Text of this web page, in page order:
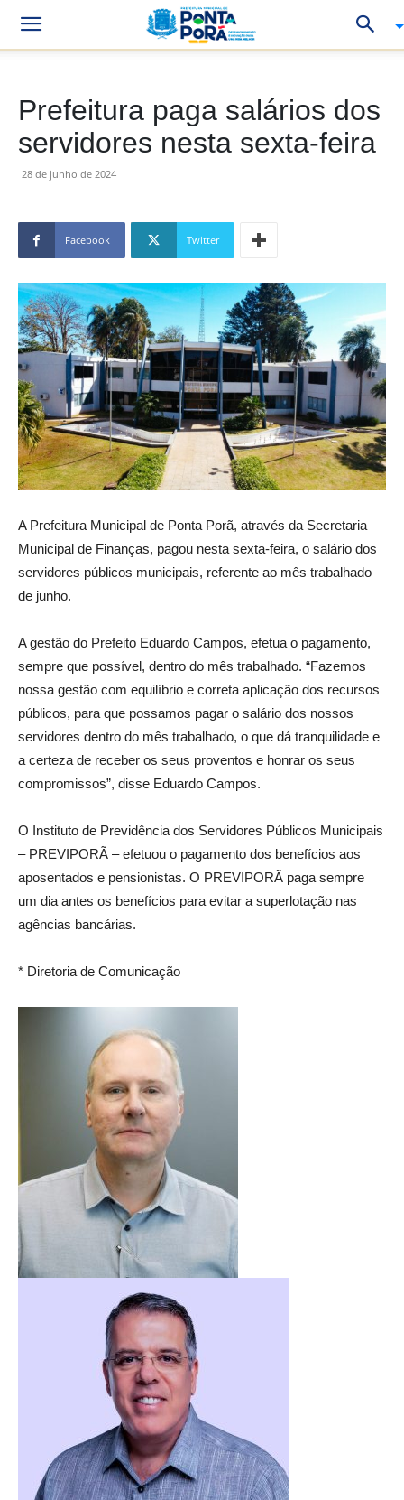
Prefeitura paga salários dos
servidores nesta sexta-feira
28 de junho de 2024
Facebook Twitter
A Prefeitura Municipal de Ponta Porã, através da Secretaria
Municipal de Finanças, pagou nesta sexta-feira, o salário dos
servidores públicos municipais, referente ao mês trabalhado
de junho.
A gestão do Prefeito Eduardo Campos, efetua o pagamento,
sempre que possível, dentro do mês trabalhado. “Fazemos
nossa gestão com equilíbrio e correta aplicação dos recursos
públicos, para que possamos pagar o salário dos nossos
servidores dentro do mês trabalhado, o que dá tranquilidade e
a certeza de receber os seus proventos e honrar os seus
compromissos”, disse Eduardo Campos.
O Instituto de Previdência dos Servidores Públicos Municipais
– PREVIPORÃ – efetuou o pagamento dos benefícios aos
aposentados e pensionistas. O PREVIPORÃ paga sempre
um dia antes os benefícios para evitar a superlotação nas
agências bancárias.
* Diretoria de Comunicação